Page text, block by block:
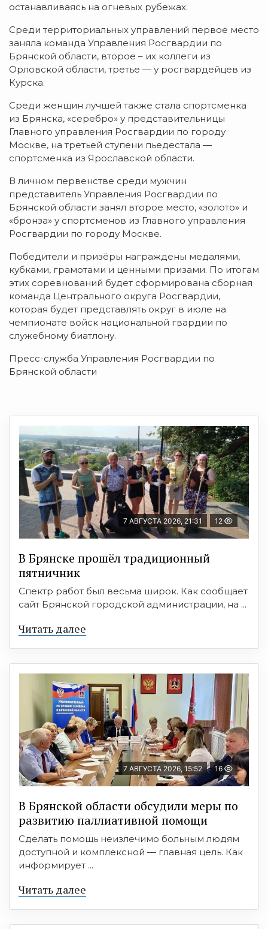
останавливаясь на огневых рубежах.
Среди территориальных управлений первое место
заняла команда Управления Росгвардии по
Брянской области, второе – их коллеги из
Орловской области, третье — у росгвардейцев из
Курска.
Среди женщин лучшей также стала спортсменка
из Брянска, «серебро» у представительницы
Главного управления Росгвардии по городу
Москве, на третьей ступени пьедестала —
спортсменка из Ярославской области.
В личном первенстве среди мужчин
представитель Управления Росгвардии по
Брянской области занял второе место, «золото» и
«бронза» у спортсменов из Главного управления
Росгвардии по городу Москве.
Победители и призёры награждены медалями,
кубками, грамотами и ценными призами. По итогам
этих соревнований будет сформирована сборная
команда Центрального округа Росгвардии,
которая будет представлять округ в июле на
чемпионате войск национальной гвардии по
служебному биатлону.
Пресс-служба Управления Росгвардии по
Брянской области
7 АВГУСТА 2026, 21:31 12
В Брянске прошёл традиционный
пятничник
Спектр работ был весьма широк. Как сообщает
сайт Брянской городской администрации, на ...
Читать далее
7 АВГУСТА 2026, 15:52 16
В Брянской области обсудили меры по
развитию паллиативной помощи
Сделать помощь неизлечимо больным людям
доступной и комплексной — главная цель. Как
информирует ...
Читать далее